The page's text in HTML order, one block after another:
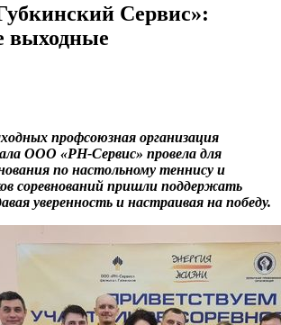
Сервис»:
выходные
профсоюзная организация
ООО «РН-Сервис» провела для
по настольному теннису и
соревнований пришли поддержать
уверенность и настраивая на победу.